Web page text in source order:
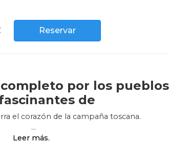
Reservar
por los
de
el corazón de la campaña toscana.
de Chianti, la ciudad medieval de Siena